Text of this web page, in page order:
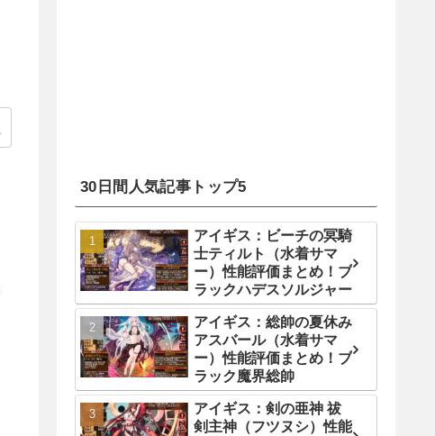
30日間人気記事トップ5
アイギス：ビーチの冥騎
士ティルト（水着サマ
ー）性能評価まとめ！ブ
ラックハデスソルジャー
アイギス：総帥の夏休み
アスバール（水着サマ
ー）性能評価まとめ！ブ
ラック魔界総帥
アイギス：剣の亜神 祓
剣主神（フツヌシ）性能